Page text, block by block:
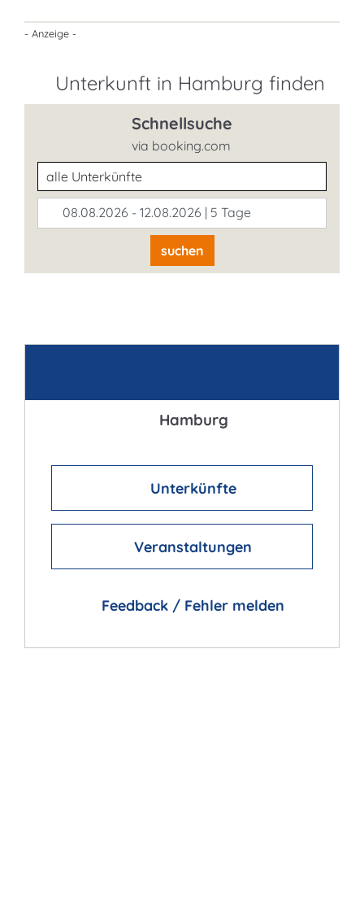
- Anzeige -
Unterkunft in Hamburg finden
Schnellsuche
via booking.com
Unterkunftsart
08.08.2026 - 12.08.2026 | 5 Tage
suchen
Hamburg
Unterkünfte
Veranstaltungen
Feedback / Fehler melden